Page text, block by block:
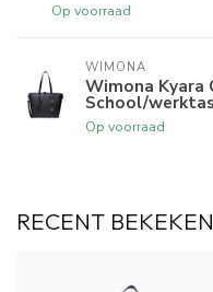
Op voorraad
WIMONA
Wimona Kyara
School/
Op voorraad
RECENT BEKEKEN